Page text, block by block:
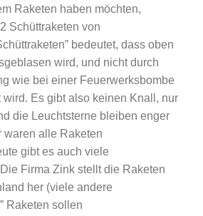
Raketen haben möchten,
Schüttraketen von
bedeutet, dass oben
wird, und nicht durch
wie bei einer Feuerwerksbombe
Es gibt also keinen Knall, nur
die Leuchtsterne bleiben enger
waren alle Raketen
gibt es auch viele
Firma Zink stellt die Raketen
her (viele andere
Raketen sollen